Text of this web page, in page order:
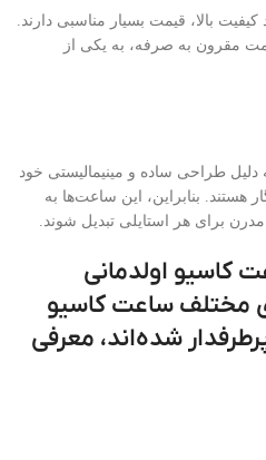
بالا، قیمت بسیار مناسبی دارند.
مقرون به صرفه، به یکی از
طراحی ساده و مینیمالیستی خود
هستند. بنابراین، این ساعت‌ها به
برای هر استایلی تبدیل شوند.
کاسیو اولدمانی
مختلف ساعت کاسیو
پرطرفدار شده‌اند، معرفی